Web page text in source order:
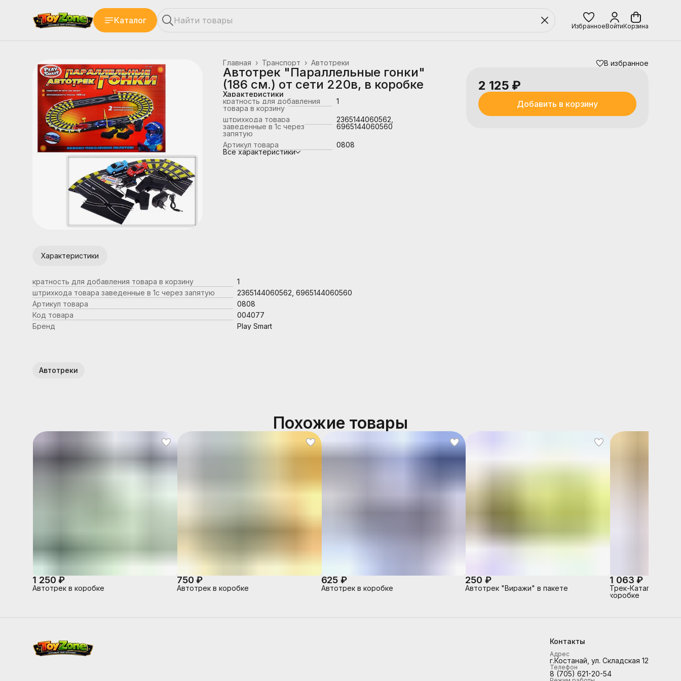
Каталог
ИзбранноеВойтиКорзина
Автотреки
Транспорт ›
Главная ›
Автотрек "Параллельные гонки"
(186 см.) от сети 220в, в коробке
Характеристики
кратность для добавления
товара в корзину
1
штрихкода товара
заведенные в 1с через
запятую
2365144060562,
6965144060560
Артикул товара
0808
Все характеристики
В избранное
2 125 ₽
Добавить в корзину
Характеристики
кратность для добавления товара в корзину
1
штрихкода товара заведенные в 1с через запятую
2365144060562, 6965144060560
Артикул товара
0808
Код товара
004077
Бренд
Play Smart
Автотреки
Похожие товары
1 250 ₽
Автотрек в коробке
750 ₽
Автотрек в коробке
625 ₽
Автотрек в коробке
250 ₽
Автотрек "Виражи" в пакете
1 063 ₽
Трек-Катапульта
коробке
Контакты
Адрес
г.Костанай, ул. Складская 12
Телефон
8 (705) 621-20-54